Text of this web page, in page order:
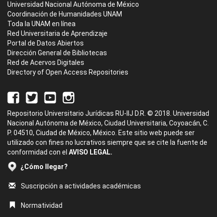
Universidad Nacional Autónoma de México
Coordinación de Humanidades UNAM
Toda la UNAM en línea
Red Universitaria de Aprendizaje
Portal de Datos Abiertos
Dirección General de Bibliotecas
Red de Acervos Digitales
Directory of Open Access Repositories
Repositorio Universitario Jurídicas RU-IIJ D.R. © 2018. Universidad
Nacional Autónoma de México, Ciudad Universitaria, Coyoacán, C.
P. 04510, Ciudad de México, México. Este sitio web puede ser
utilizado con fines no lucrativos siempre que se cite la fuente de
conformidad con el AVISO LEGAL.
¿Cómo llegar?
Suscripción a actividades académicas
Normatividad